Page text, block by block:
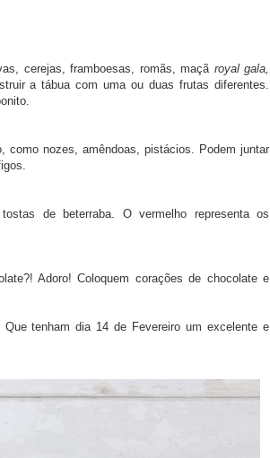
cerejas, framboesas, romãs, maçã royal gala,
a tábua com uma ou duas frutas diferentes.
como nozes, amêndoas, pistácios. Podem juntar
de beterraba. O vermelho representa os
Adoro! Coloquem corações de chocolate e
tenham dia 14 de Fevereiro um excelente e